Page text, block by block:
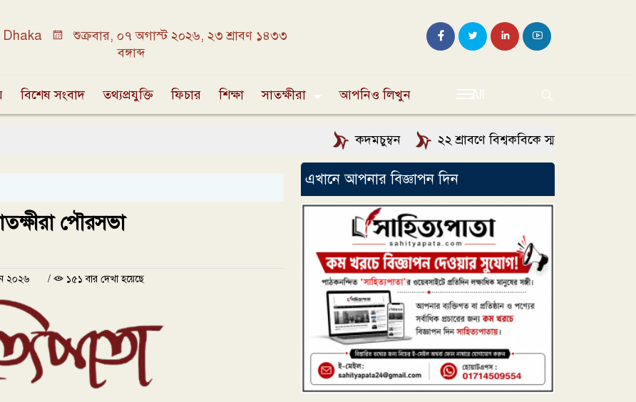
Dhaka
শুক্রবার, ০৭ অগাস্ট ২০২৬, ২৩ শ্রাবণ ১৪৩৩
বঙ্গাব্দ
বিশেষ সংবাদ তথ্যপ্রযুক্তি ফিচার শিক্ষা সাতক্ষীরা আপনিও লিখুন All
কদমচুম্বন ২২ শ্রাবণে বিশ্বকবিকে স্মরণ: রবীন্দ্রনাথের
পৌরসভা
২০২৬ / ১৫১ বার দেখা হয়েছে
এখানে আপনার বিজ্ঞাপন দিন